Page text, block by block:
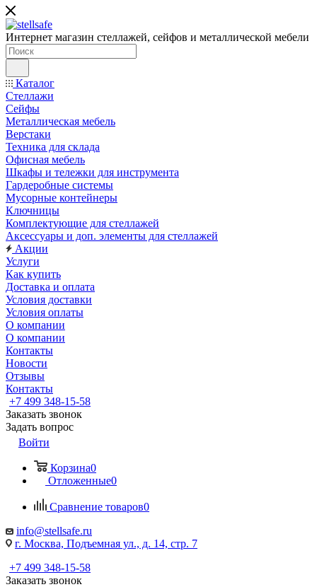
Интернет магазин стеллажей, сейфов и металлической мебели
Каталог
Стеллажи
Сейфы
Металлическая мебель
Верстаки
Техника для склада
Офисная мебель
Шкафы и тележки для инструмента
Гардеробные системы
Мусорные контейнеры
Ключницы
Комплектующие для стеллажей
Аксессуары и доп. элементы для стеллажей
Акции
Услуги
Как купить
Доставка и оплата
Условия доставки
Условия оплаты
О компании
О компании
Контакты
Новости
Отзывы
Контакты
+7 499 348-15-58
Заказать звонок
Задать вопрос
Войти
Корзина0
Отложенные0
Сравнение товаров0
info@stellsafe.ru
г. Москва, Подъемная ул., д. 14, стр. 7
+7 499 348-15-58
Заказать звонок